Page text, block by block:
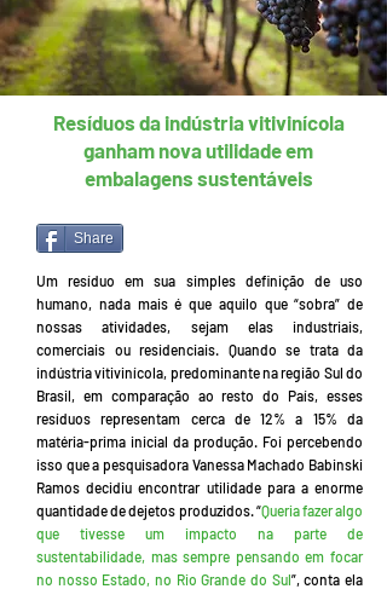
Resíduos da indústria vitivinícola
ganham nova utilidade em
embalagens sustentáveis
Share
Um resíduo em sua simples definição de uso
humano, nada mais é que aquilo que “sobra” de
nossas atividades, sejam elas industriais,
comerciais ou residenciais. Quando se trata da
indústria vitivinícola, predominante na região Sul do
Brasil, em comparação ao resto do País, esses
resíduos representam cerca de 12% a 15% da
matéria-prima inicial da produção. Foi percebendo
isso que a pesquisadora Vanessa Machado Babinski
Ramos decidiu encontrar utilidade para a enorme
quantidade de dejetos produzidos. “Queria fazer algo
que tivesse um impacto na parte de
sustentabilidade, mas sempre pensando em focar
no nosso Estado, no Rio Grande do Sul”, conta ela